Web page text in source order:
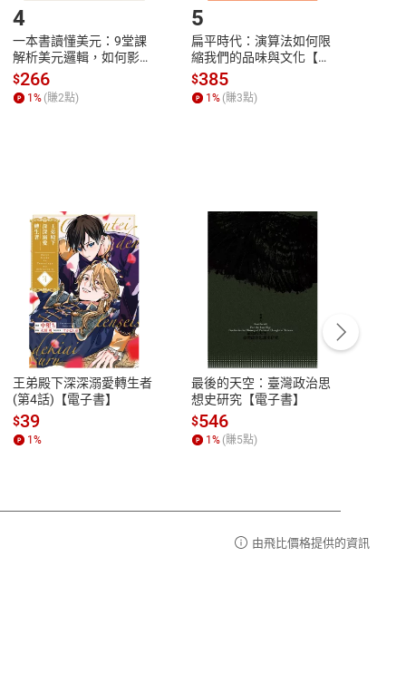
性
參
客服資訊
服務時間：週一到週五 10:00-12:00、
13:00-17:00 (國定假日及例假日休息)
客服電話：0080-1857077
4
一本書讀懂美元：9堂課
解析美元邏輯，如何影響
全球經濟和每個人的投資
【電子書】
$266
1% (賺2點)
5
扁平時代：演算法如何限
縮我們的品味與文化【電
子書】
$385
1% (賺3點)
王弟殿下深深溺愛轉生者
(第4話)【電子書】
$39
1%
最後的天空：臺灣政治思
想史研究【電子書】
$546
1% (賺5點)
由飛比價格提供的資訊